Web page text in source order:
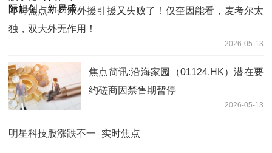
即时焦点：广东外援引援又失败了！仅奎因能看，麦考尔太
独，双大外无作用！
2026-05-13
焦点简讯:沿海家园（01124.HK）潜在要
约磋商因禁售期暂停
2026-05-13
明星科技股涨跌不一_实时焦点